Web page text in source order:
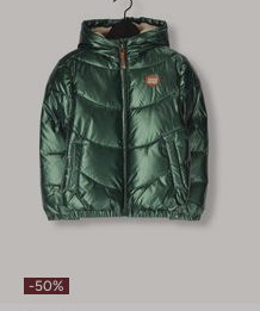
-50%